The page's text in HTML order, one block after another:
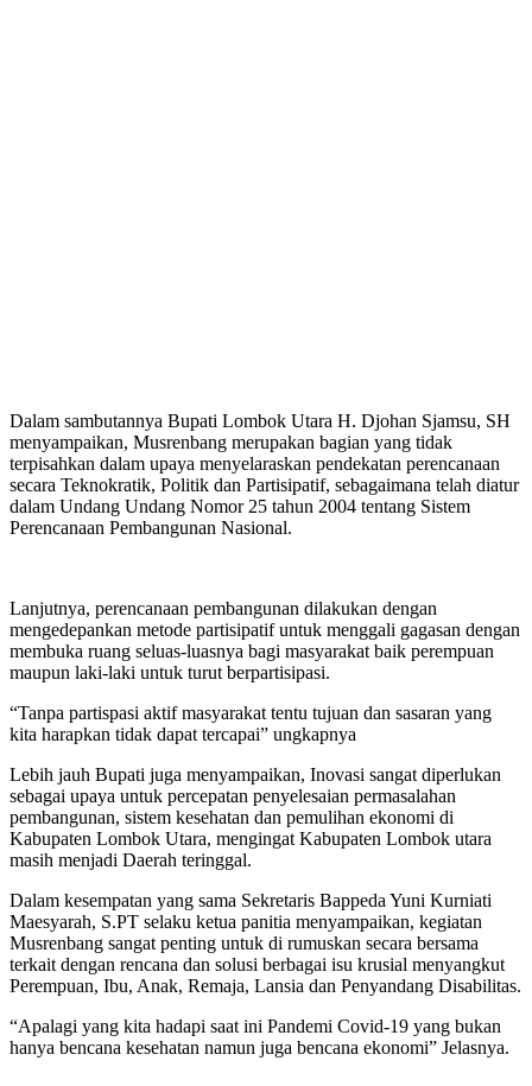
Dalam sambutannya Bupati Lombok Utara H. Djohan Sjamsu, SH
menyampaikan, Musrenbang merupakan bagian yang tidak
terpisahkan dalam upaya menyelaraskan pendekatan perencanaan
secara Teknokratik, Politik dan Partisipatif, sebagaimana telah diatur
dalam Undang Undang Nomor 25 tahun 2004 tentang Sistem
Perencanaan Pembangunan Nasional.
Lanjutnya, perencanaan pembangunan dilakukan dengan
mengedepankan metode partisipatif untuk menggali gagasan dengan
membuka ruang seluas-luasnya bagi masyarakat baik perempuan
maupun laki-laki untuk turut berpartisipasi.
“Tanpa partispasi aktif masyarakat tentu tujuan dan sasaran yang
kita harapkan tidak dapat tercapai” ungkapnya
Lebih jauh Bupati juga menyampaikan, Inovasi sangat diperlukan
sebagai upaya untuk percepatan penyelesaian permasalahan
pembangunan, sistem kesehatan dan pemulihan ekonomi di
Kabupaten Lombok Utara, mengingat Kabupaten Lombok utara
masih menjadi Daerah teringgal.
Dalam kesempatan yang sama Sekretaris Bappeda Yuni Kurniati
Maesyarah, S.PT selaku ketua panitia menyampaikan, kegiatan
Musrenbang sangat penting untuk di rumuskan secara bersama
terkait dengan rencana dan solusi berbagai isu krusial menyangkut
Perempuan, Ibu, Anak, Remaja, Lansia dan Penyandang Disabilitas.
“Apalagi yang kita hadapi saat ini Pandemi Covid-19 yang bukan
hanya bencana kesehatan namun juga bencana ekonomi” Jelasnya.